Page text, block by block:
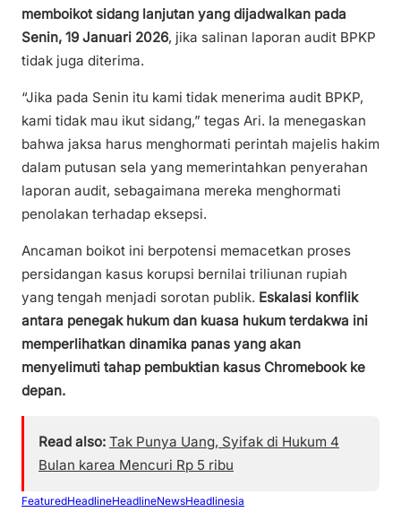
memboikot sidang lanjutan yang dijadwalkan pada
Senin, 19 Januari 2026, jika salinan laporan audit BPKP
tidak juga diterima.
“Jika pada Senin itu kami tidak menerima audit BPKP,
kami tidak mau ikut sidang,” tegas Ari. Ia menegaskan
bahwa jaksa harus menghormati perintah majelis hakim
dalam putusan sela yang memerintahkan penyerahan
laporan audit, sebagaimana mereka menghormati
penolakan terhadap eksepsi.
Ancaman boikot ini berpotensi memacetkan proses
persidangan kasus korupsi bernilai triliunan rupiah
yang tengah menjadi sorotan publik. Eskalasi konflik
antara penegak hukum dan kuasa hukum terdakwa ini
memperlihatkan dinamika panas yang akan
menyelimuti tahap pembuktian kasus Chromebook ke
depan.
Read also: Tak Punya Uang, Syifak di Hukum 4
Bulan karea Mencuri Rp 5 ribu
FeaturedHeadlineHeadlineNewsHeadlinesia